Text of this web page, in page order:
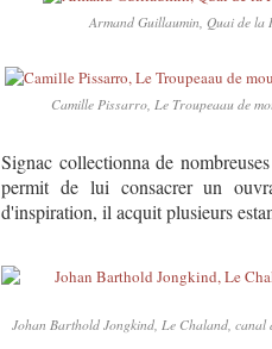
Armand Guillaumin, Quai de la
Camille Pissarro, Le Troupeaau de
Signac collectionna de
permit de lui consacrer un
d'inspiration, il acquit plusieurs
Johan Barthold Jongkind, Le Chaland,